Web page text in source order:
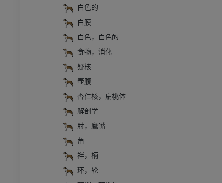
白色的
白膜
白色，白色的
食物，消化
疑核
壶腹
杏仁核，扁桃体
解剖学
肘，鹰嘴
角
袢，柄
环，轮